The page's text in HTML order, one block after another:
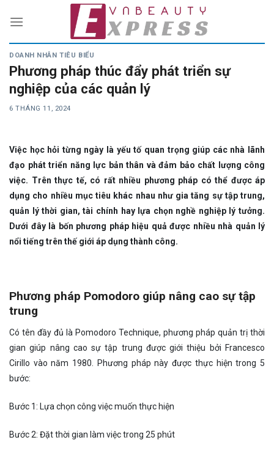
DOANH NHÂN TIÊU BIỂU
Phương pháp thúc đẩy phát triển sự
nghiệp của các quản lý
6 THÁNG 11, 2024
Việc học hỏi từng ngày là yếu tố quan trọng giúp các nhà lãnh
đạo phát triển năng lực bản thân và đảm bảo chất lượng công
việc. Trên thực tế, có rất nhiều phương pháp có thể được áp
dụng cho nhiều mục tiêu khác nhau như gia tăng sự tập trung,
quản lý thời gian, tài chính hay lựa chọn nghề nghiệp lý tưởng.
Dưới đây là bốn phương pháp hiệu quả được nhiều nhà quản lý
nổi tiếng trên thế giới áp dụng thành công.
Phương pháp Pomodoro giúp nâng cao sự tập
trung
Có tên đầy đủ là Pomodoro Technique, phương pháp quản trị thời
gian giúp nâng cao sự tập trung được giới thiệu bởi Francesco
Cirillo vào năm 1980. Phương pháp này được thực hiện trong 5
bước:
Bước 1: Lựa chọn công việc muốn thực hiện
Bước 2: Đặt thời gian làm việc trong 25 phút